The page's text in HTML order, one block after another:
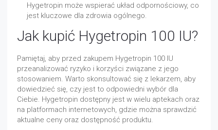
Hygetropin może wspierać układ odpornościowy, co
jest kluczowe dla zdrowia ogólnego.
Jak kupić Hygetropin 100 IU?
Pamiętaj, aby przed zakupem Hygetropin 100 IU
przeanalizować ryzyko i korzyści związane z jego
stosowaniem. Warto skonsultować się z lekarzem, aby
dowiedzieć się, czy jest to odpowiedni wybór dla
Ciebie. Hygetropin dostępny jest w wielu aptekach oraz
na platformach internetowych, gdzie można sprawdzić
aktualne ceny oraz dostępność produktu.